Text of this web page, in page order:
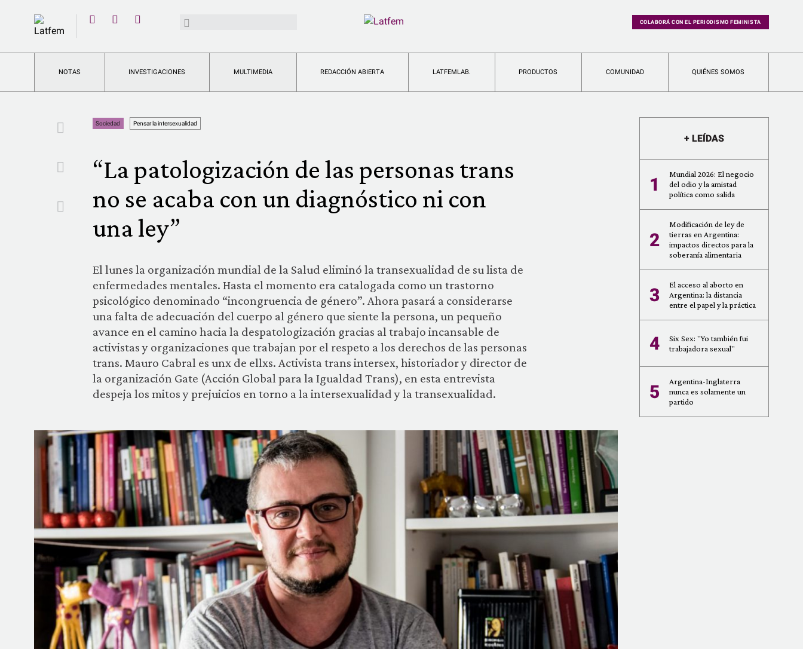
YouTubeBuscar: COLABORÁ CON EL PERIODISMO FEMINISTA
NOTAS INVESTIGACIONES MULTIMEDIA REDACCIÓN ABIERTA LATFEMLAB. PRODUCTOS COMUNIDAD QUIÉNES SOMOS
Facebook
Twitter
Email
Sociedad Pensar la intersexualidad
“La patologización de las personas trans
no se acaba con un diagnóstico ni con
una ley”
El lunes la organización mundial de la Salud eliminó la transexualidad de su lista de
enfermedades mentales. Hasta el momento era catalogada como un trastorno
psicológico denominado “incongruencia de género”. Ahora pasará a considerarse
una falta de adecuación del cuerpo al género que siente la persona, un pequeño
avance en el camino hacia la despatologización gracias al trabajo incansable de
activistas y organizaciones que trabajan por el respeto a los derechos de las personas
trans. Mauro Cabral es unx de ellxs. Activista trans intersex, historiador y director de
la organización Gate (Acción Global para la Igualdad Trans), en esta entrevista
despeja los mitos y prejuicios en torno a la intersexualidad y la transexualidad.
+ LEÍDAS
1
Mundial 2026: El negocio
del odio y la amistad
política como salida
2
Modificación de ley de
tierras en Argentina:
impactos directos para la
soberanía alimentaria
3
El acceso al aborto en
Argentina: la distancia
entre el papel y la práctica
4
Six Sex: "Yo también fui
trabajadora sexual"
5
Argentina-Inglaterra
nunca es solamente un
partido